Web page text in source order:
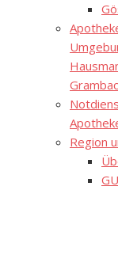
Region